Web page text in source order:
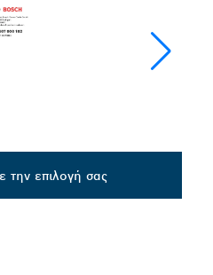
την επιλογή σας